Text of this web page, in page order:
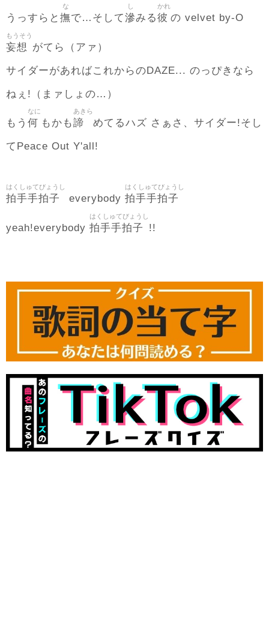
うっすらと 撫
な
で…そして滲
し
みる彼
かれ
の velvet by-O
妄想
もうそう
がてら（アァ）
サイダーがあればこれからのDAZE... のっぴきなら
ねぇ!（まァしょの…）
もう 何
なに
もかも諦
あきら
めてるハズ さぁさ、サイダー!そし
てPeace Out Y'all!
拍手手拍子
はくしゅてびょうし
everybody 拍手手拍子
はくしゅてびょうし
yeah!everybody 拍手手拍子
はくしゅてびょうし
!!